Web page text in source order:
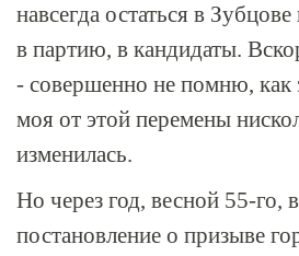
навсегда остаться в
в партию, в кандидаты.
- совершенно не помню,
моя от этой перемены
изменилась.
Но через год, весной 55-го,
постановление о призыве